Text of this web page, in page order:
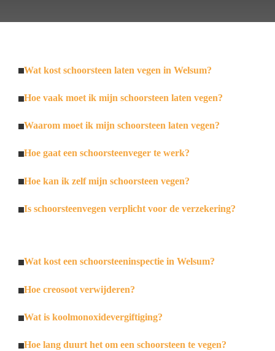
Wat kost schoorsteen laten vegen in Welsum?
Hoe vaak moet ik mijn schoorsteen laten vegen?
Waarom moet ik mijn schoorsteen laten vegen?
Hoe gaat een schoorsteenveger te werk?
Hoe kan ik zelf mijn schoorsteen vegen?
Is schoorsteenvegen verplicht voor de verzekering?
Wat kost een schoorsteeninspectie in Welsum?
Hoe creosoot verwijderen?
Wat is koolmonoxidevergiftiging?
Hoe lang duurt het om een schoorsteen te vegen?